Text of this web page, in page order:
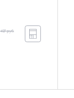
руб.